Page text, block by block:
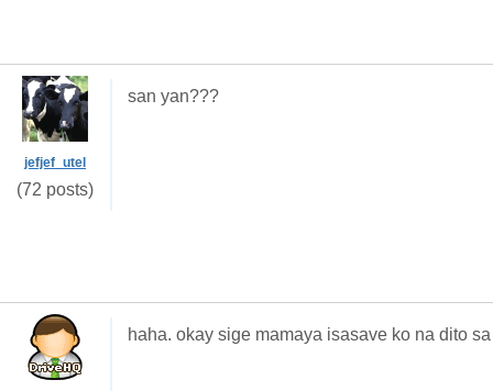
jefjef_utel
(72 posts)
san yan???
haha. okay sige mamaya isasave ko na dito